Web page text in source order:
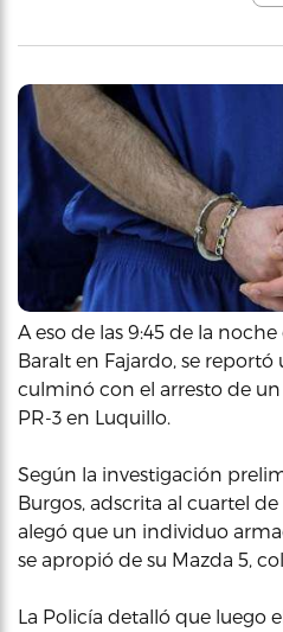
A eso de las 9:45 de la
Baralt en Fajardo, se
culminó con el arresto de
PR-3 en Luquillo.
Según la investigación
Burgos, adscrita al cuartel
alegó que un individuo
se apropió de su Mazda 5,
La Policía detalló que luego